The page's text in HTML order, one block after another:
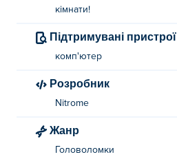
кімнати!
Підтримувані пристрої
комп'ютер
Розробник
Nitrome
Жанр
Головоломки